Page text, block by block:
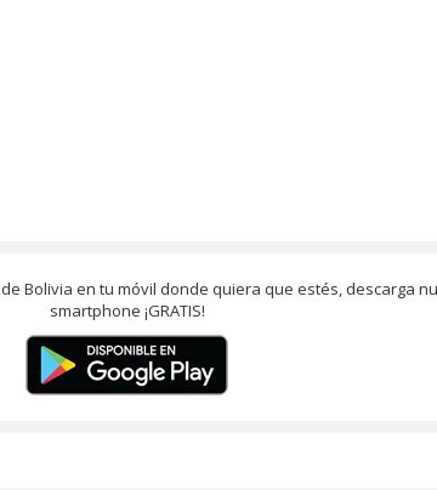
Bolivia en tu móvil donde quiera que estés, descarga
smartphone ¡GRATIS!